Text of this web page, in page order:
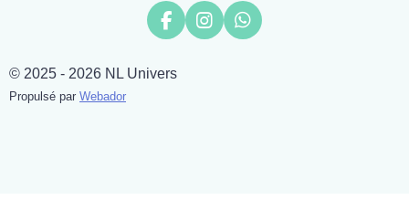
F
e
I
W
© 2025 - 2026 NL Univers
Propulsé par Webador